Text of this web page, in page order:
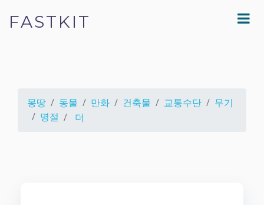
FASTKIT
몽땅 동물 만화 건축물 교통수단
무기
명절
더